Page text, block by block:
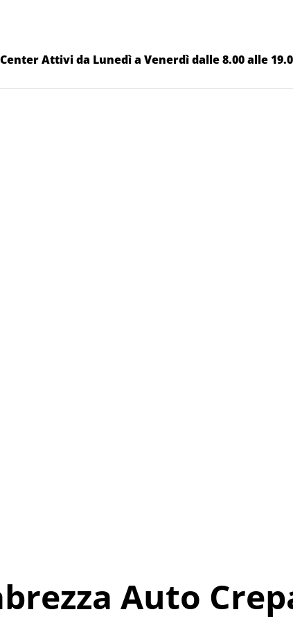
Attivi da Lunedì a Venerdì dalle 8.00 alle
Auto